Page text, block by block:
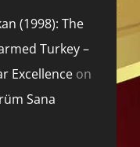
(1998): The
Turkey –
Excellence on
Sana